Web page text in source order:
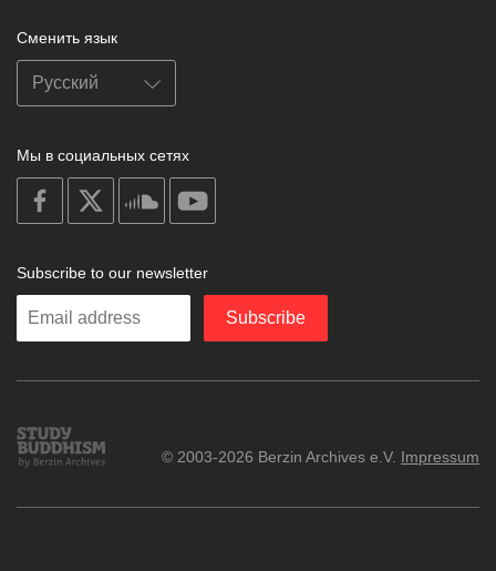
Сменить язык
Мы в социальных сетях
on
facebook
soundcloud
Subscribe to our newsletter
Enter
Subscribe
Study
Buddhism
© 2003-2026 Berzin Archives e.V. Impressum